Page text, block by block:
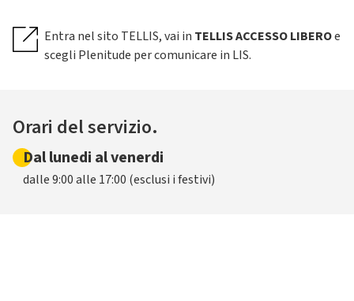
Entra nel sito TELLIS, vai in TELLIS ACCESSO LIBEROe
scegli Plenitude per comunicare in LIS.
Orari del servizio.
Dal lunedi al venerdi
dalle 9:00 alle 17:00 (esclusi i festivi)